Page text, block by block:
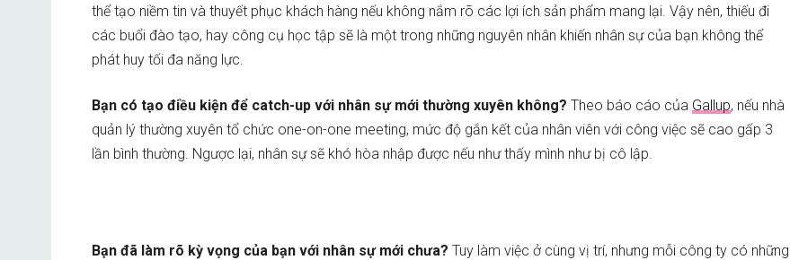
thể tạo niềm tin và thuyết phục khách hàng nếu không nắm rõ các lợi ích sản phẩm mang lại. Vậy nên, thiếu đi
các buổi đào tạo, hay công cụ học tập sẽ là một trong những nguyên nhân khiến nhân sự của bạn không thể
phát huy tối đa năng lực.
Bạn có tạo điều kiện để catch-up với nhân sự mới thường xuyên không? Theo báo cáo của Gallup, nếu nhà
quản lý thường xuyên tổ chức one-on-one meeting, mức độ gắn kết của nhân viên với công việc sẽ cao gấp 3
lần bình thường. Ngược lại, nhân sự sẽ khó hòa nhập được nếu như thấy mình như bị cô lập.
Bạn đã làm rõ kỳ vọng của bạn với nhân sự mới chưa? Tuy làm việc ở cùng vị trí, nhưng mỗi công ty có những